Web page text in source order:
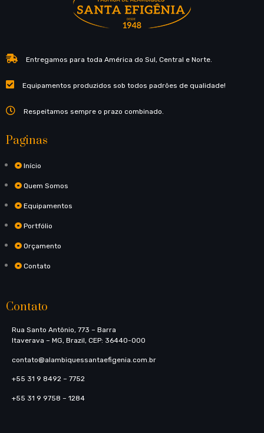
Entregamos para toda América do Sul, Central e Norte.
Equipamentos produzidos sob todos padrões de qualidade!
Respeitamos sempre o prazo combinado.
Paginas
Início
Quem Somos
Equipamentos
Portfólio
Orçamento
Contato
Contato
Rua Santo Antônio, 773​ – Barra
Itaverava – MG, Brazil, CEP: 36440-000
contato@alambiquessantaefigenia.com.br
+55 31 9 8492 – 7752
+55 31 9 9758 – 1284